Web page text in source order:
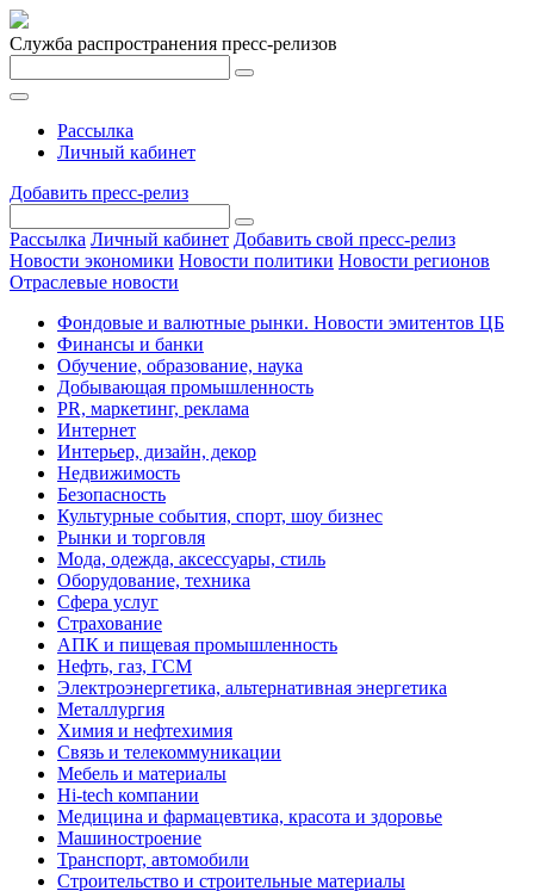
Служба распространения пресс-релизов
Рассылка
Личный кабинет
Добавить пресс-релиз
Рассылка Личный кабинет Добавить свой пресс-релиз
Новости экономики Новости политики Новости регионов
Отраслевые новости
Фондовые и валютные рынки. Новости эмитентов ЦБ
Финансы и банки
Обучение, образование, наука
Добывающая промышленность
PR, маркетинг, реклама
Интернет
Интерьер, дизайн, декор
Недвижимость
Безопасность
Культурные события, спорт, шоу бизнес
Рынки и торговля
Мода, одежда, аксессуары, стиль
Оборудование, техника
Сфера услуг
Страхование
АПК и пищевая промышленность
Нефть, газ, ГСМ
Электроэнергетика, альтернативная энергетика
Металлургия
Химия и нефтехимия
Связь и телекоммуникации
Мебель и материалы
Hi-tech компании
Медицина и фармацевтика, красота и здоровье
Машиностроение
Транспорт, автомобили
Строительство и строительные материалы